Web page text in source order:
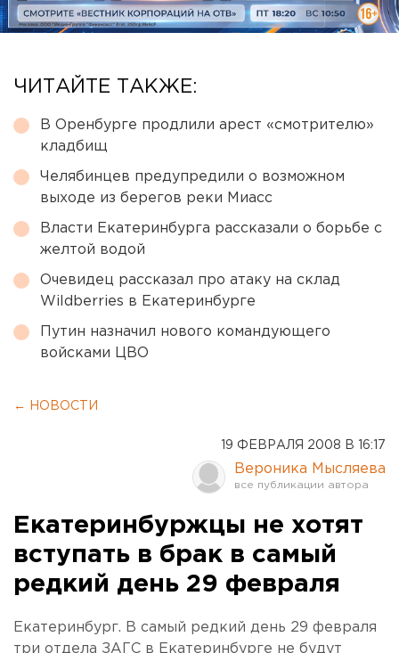
ЧИТАЙТЕ ТАКЖЕ:
В Оренбурге продлили арест «смотрителю»
кладбищ
Челябинцев предупредили о возможном
выходе из берегов реки Миасс
Власти Екатеринбурга рассказали о борьбе с
желтой водой
Очевидец рассказал про атаку на склад
Wildberries в Екатеринбурге
Путин назначил нового командующего
войсками ЦВО
← НОВОСТИ
19 ФЕВРАЛЯ 2008 В 16:17
Вероника Мысляева
Екатеринбуржцы не хотят
вступать в брак в самый
редкий день 29 февраля
Екатеринбург. В самый редкий день 29 февраля
три отдела ЗАГС в Екатеринбурге не будут